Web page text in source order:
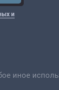
и
иное